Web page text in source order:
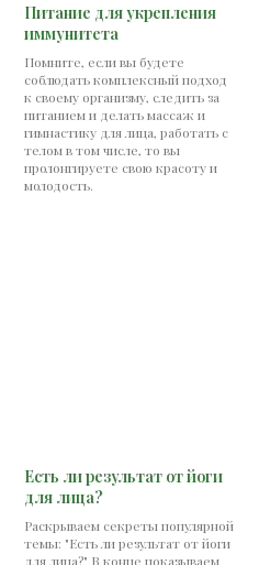
Питание для укрепления
иммунитета
Помните, если вы будете
соблюдать комплексный подход
к своему организму, следить за
питанием и делать массаж и
гимнастику для лица, работать с
телом в том числе, то вы
пролонгируете свою красоту и
молодость.
Есть ли результат от йоги
для лица?
Раскрываем секреты популярной
темы: "Есть ли результат от йоги
для лица?" В конце показываем